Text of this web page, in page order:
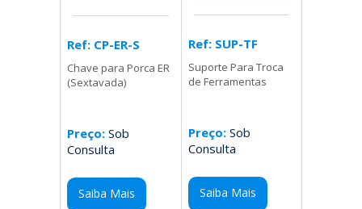
Ref: CP-ER-S
Chave para Porca ER
(Sextavada)
Preço: Sob
Consulta
Saiba Mais
Ref: SUP-TF
Suporte Para Troca
de Ferramentas
Preço:Sob
Consulta
Saiba Mais